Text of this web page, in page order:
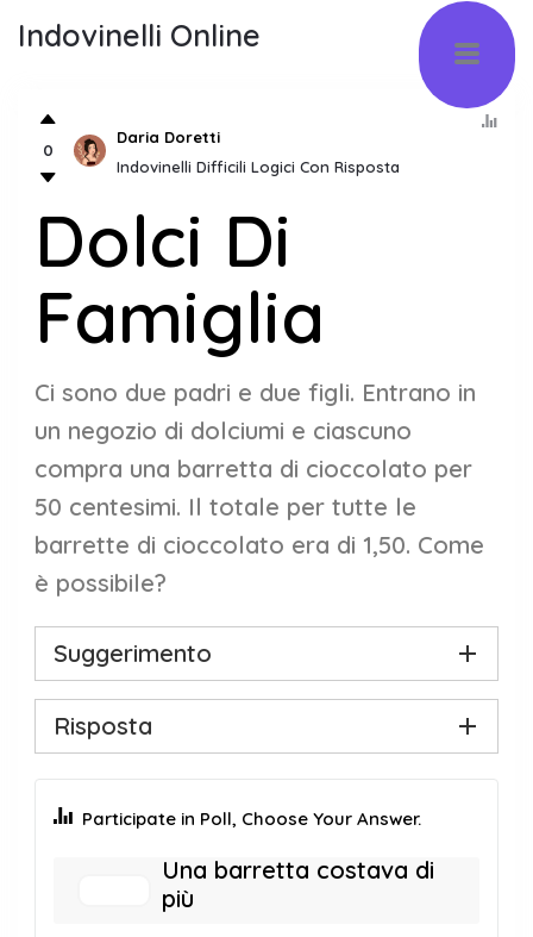
Indovinelli Online
0
Daria Doretti
Indovinelli Difficili Logici Con Risposta
Dolci Di
Famiglia
Ci sono due padri e due figli. Entrano in
un negozio di dolciumi e ciascuno
compra una barretta di cioccolato per
50 centesimi. Il totale per tutte le
barrette di cioccolato era di 1,50. Come
è possibile?
Suggerimento
Risposta
Participate in Poll, Choose Your Answer.
Una barretta costava di
più